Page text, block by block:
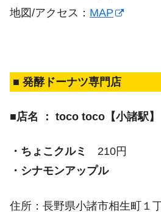
地図/アクセス： MAP
■ 発酵ドーナツ専門店
■店名 ： toco toco【小諸駅】
・ちょこクルミ
210円
・シナモンアップル
住所：長野県小諸市相生町１